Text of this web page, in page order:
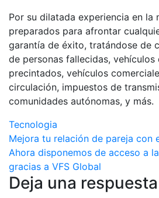
Por su dilatada experiencia en la
preparados para afrontar
garantía de éxito, tratándose de
de personas fallecidas, vehículos
precintados, vehículos
circulación, impuestos de
comunidades autónomas, y más.
Tecnologia
Navegación
de
entradas
Mejora tu relación de pareja con
Ahora disponemos de acceso a
gracias a VFS Global
Deja una respuesta